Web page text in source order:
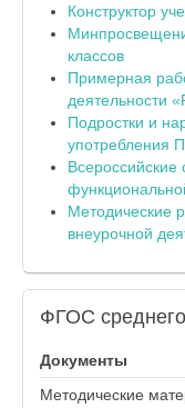
Конструктор
классов
Примерная
деятельности
Подростки и
употребления
Методические
внеурочной
ФГОС
Документы
Методические